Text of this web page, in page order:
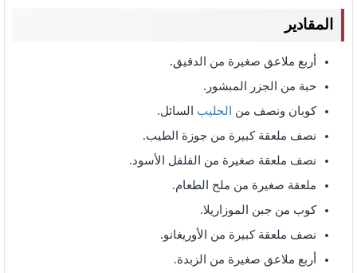
المقادير
أربع ملاعق صغيرة من الدقيق.
حبة من الجزر المبشور.
كوبان ونصف من
الحليب السائل.
نصف ملعقة كبيرة من جوزة الطيب.
نصف ملعقة صغيرة من الفلفل الأسود.
ملعقة صغيرة من ملح الطعام.
كوب من جبن الموزاريلا.
نصف ملعقة كبيرة من الأوريغانو.
أربع ملاعق صغيرة من الزبدة.